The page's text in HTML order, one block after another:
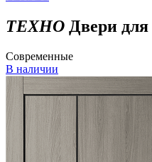
ТЕХНО Двери
Современные
В наличии